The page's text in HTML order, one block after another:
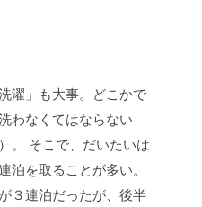
濯」も大事。どこかで
わなくてはならない
。
そこで、だいたいは
泊を取ることが多い。
３連泊だったが、後半